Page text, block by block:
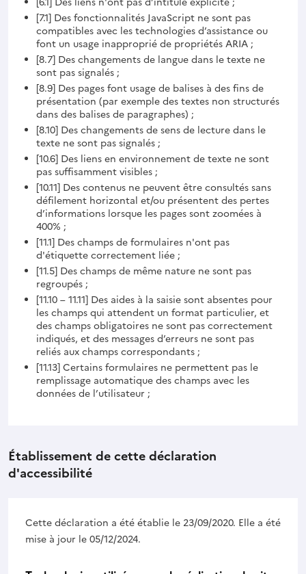
[7.1] Des fonctionnalités JavaScript ne sont pas
compatibles avec les technologies d’assistance ou
font un usage inapproprié de propriétés ARIA ;
[8.7] Des changements de langue dans le texte ne
sont pas signalés ;
[8.9] Des pages font usage de balises à des fins de
présentation (par exemple des textes non structurés
dans des balises de paragraphes) ;
[8.10] Des changements de sens de lecture dans le
texte ne sont pas signalés ;
[10.6] Des liens en environnement de texte ne sont
pas suffisamment visibles ;
[10.11] Des contenus ne peuvent être consultés sans
défilement horizontal et/ou présentent des pertes
d’informations lorsque les pages sont zoomées à
400% ;
[11.1] Des champs de formulaires n'ont pas
d'étiquette correctement liée ;
[11.5] Des champs de même nature ne sont pas
regroupés ;
[11.10 – 11.11] Des aides à la saisie sont absentes pour
les champs qui attendent un format particulier, et
des champs obligatoires ne sont pas correctement
indiqués, et des messages d’erreurs ne sont pas
reliés aux champs correspondants ;
[11.13] Certains formulaires ne permettent pas le
remplissage automatique des champs avec les
données de l’utilisateur ;
Établissement de cette déclaration
d'accessibilité
Cette déclaration a été établie le 23/09/2020. Elle a été
mise à jour le 05/12/2024.